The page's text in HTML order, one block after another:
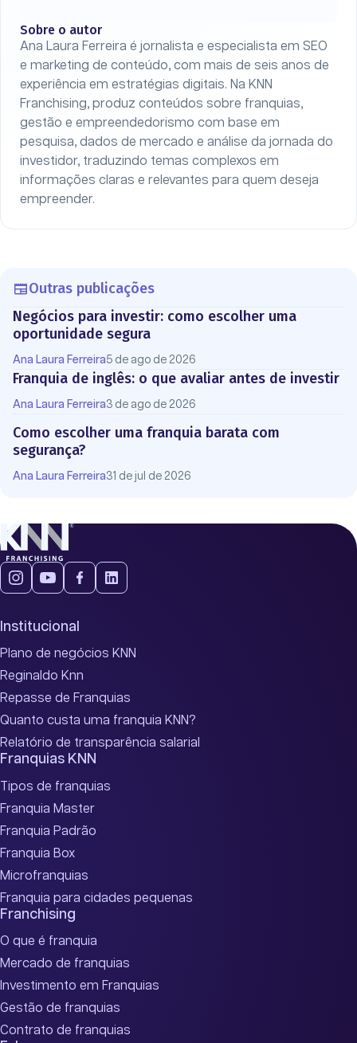
Sobre o autor
Ana Laura Ferreira é jornalista e especialista em SEO
e marketing de conteúdo, com mais de seis anos de
experiência em estratégias digitais. Na KNN
Franchising, produz conteúdos sobre franquias,
gestão e empreendedorismo com base em
pesquisa, dados de mercado e análise da jornada do
investidor, traduzindo temas complexos em
informações claras e relevantes para quem deseja
empreender.
Outras publicações
Negócios para investir: como escolher uma
oportunidade segura
Ana Laura Ferreira5 de ago de 2026
Franquia de inglês: o que avaliar antes de investir
Ana Laura Ferreira3 de ago de 2026
Como escolher uma franquia barata com
segurança?
Ana Laura Ferreira31 de jul de 2026
Institucional
Plano de negócios KNN
Reginaldo Knn
Repasse de Franquias
Quanto custa uma franquia KNN?
Relatório de transparência salarial
Franquias KNN
Tipos de franquias
Franquia Master
Franquia Padrão
Franquia Box
Microfranquias
Franquia para cidades pequenas
Franchising
O que é franquia
Mercado de franquias
Investimento em Franquias
Gestão de franquias
Contrato de franquias